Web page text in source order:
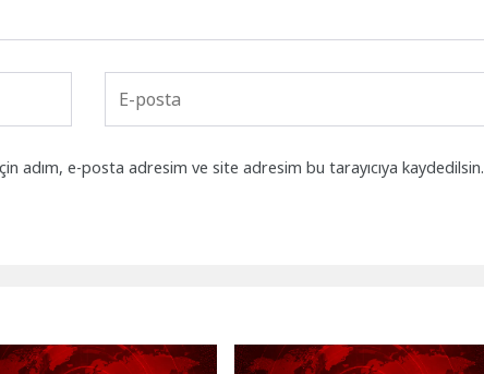
adım, e-posta adresim ve site adresim bu tarayıcıya kaydedilsin.